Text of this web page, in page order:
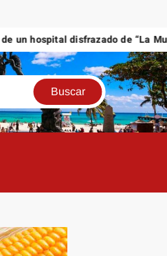
hospital disfrazado de “La